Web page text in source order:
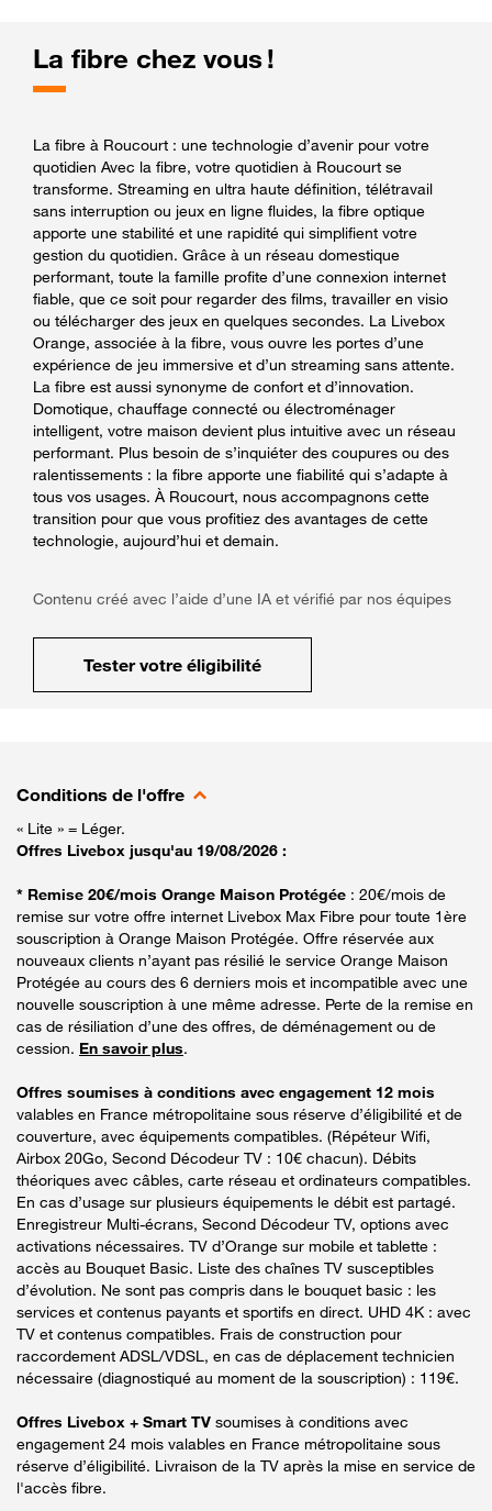
La fibre chez vous !
La fibre à Roucourt : une technologie d’avenir pour votre
quotidien Avec la fibre, votre quotidien à Roucourt se
transforme. Streaming en ultra haute définition, télétravail
sans interruption ou jeux en ligne fluides, la fibre optique
apporte une stabilité et une rapidité qui simplifient votre
gestion du quotidien. Grâce à un réseau domestique
performant, toute la famille profite d’une connexion internet
fiable, que ce soit pour regarder des films, travailler en visio
ou télécharger des jeux en quelques secondes. La Livebox
Orange, associée à la fibre, vous ouvre les portes d’une
expérience de jeu immersive et d’un streaming sans attente.
La fibre est aussi synonyme de confort et d’innovation.
Domotique, chauffage connecté ou électroménager
intelligent, votre maison devient plus intuitive avec un réseau
performant. Plus besoin de s’inquiéter des coupures ou des
ralentissements : la fibre apporte une fiabilité qui s’adapte à
tous vos usages. À Roucourt, nous accompagnons cette
transition pour que vous profitiez des avantages de cette
technologie, aujourd’hui et demain.
Contenu créé avec l’aide d’une IA et vérifié par nos équipes
Tester votre éligibilité
Conditions de l'offre
« Lite » = Léger.
Offres Livebox jusqu'au 19/08/2026 :
* Remise 20€/mois Orange Maison Protégée : 20€/mois de
remise sur votre offre internet Livebox Max Fibre pour toute 1ère
souscription à Orange Maison Protégée. Offre réservée aux
nouveaux clients n’ayant pas résilié le service Orange Maison
Protégée au cours des 6 derniers mois et incompatible avec une
nouvelle souscription à une même adresse. Perte de la remise en
cas de résiliation d’une des offres, de déménagement ou de
cession. En savoir plus.
Offres soumises à conditions avec engagement 12 mois
valables en France métropolitaine sous réserve d’éligibilité et de
couverture, avec équipements compatibles. (Répéteur Wifi,
Airbox 20Go, Second Décodeur TV : 10€ chacun). Débits
théoriques avec câbles, carte réseau et ordinateurs compatibles.
En cas d’usage sur plusieurs équipements le débit est partagé.
Enregistreur Multi-écrans, Second Décodeur TV, options avec
activations nécessaires. TV d’Orange sur mobile et tablette :
accès au Bouquet Basic. Liste des chaînes TV susceptibles
d’évolution. Ne sont pas compris dans le bouquet basic : les
services et contenus payants et sportifs en direct. UHD 4K : avec
TV et contenus compatibles. Frais de construction pour
raccordement ADSL/VDSL, en cas de déplacement technicien
nécessaire (diagnostiqué au moment de la souscription) : 119€.
Offres Livebox + Smart TV soumises à conditions avec
engagement 24 mois valables en France métropolitaine sous
réserve d’éligibilité. Livraison de la TV après la mise en service de
l'accès fibre.